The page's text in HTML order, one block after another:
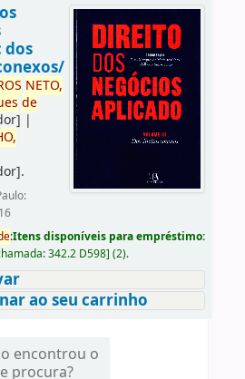
dos
NETO,
de
|
.
:Itens disponíveis para empréstimo:
342.2 D598] (2).
ao seu carrinho
encontrou o
procura?